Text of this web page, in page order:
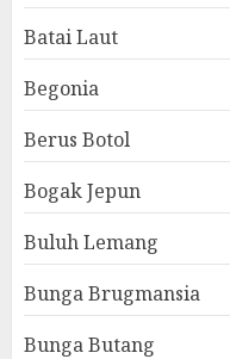
Batai Laut
Begonia
Berus Botol
Bogak Jepun
Buluh Lemang
Bunga Brugmansia
Bunga Butang